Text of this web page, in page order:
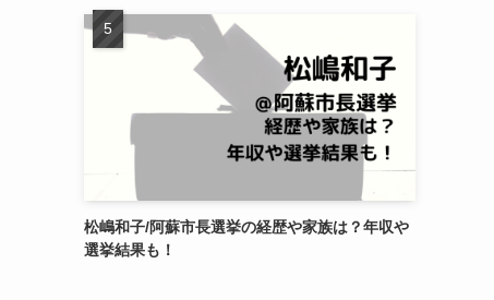
松嶋和子/阿蘇市長選挙の経歴や家族は？年収や
選挙結果も！